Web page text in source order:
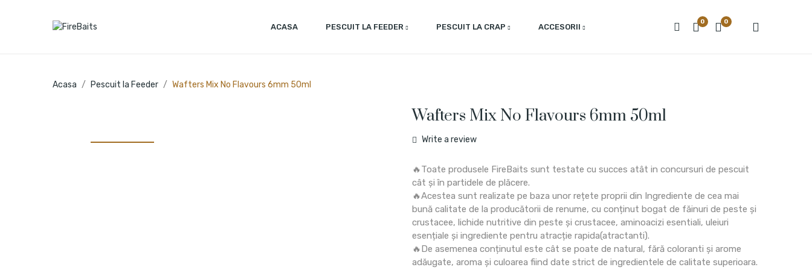
ACASA PESCUIT LA FEEDER PESCUIT LA CRAP ACCESORII
0 0
Acasa Pescuit la Feeder Wafters Mix No Flavours 6mm 50ml
Wafters Mix No Flavours 6mm 50ml
Write a review
🔥Toate produsele FireBaits sunt testate cu succes atât in concursuri de pescuit
cât și în partidele de plăcere.
🔥Acestea sunt realizate pe baza unor rețete proprii din Ingrediente de cea mai
bună calitate de la producătorii de renume, cu conținut bogat de făinuri de peste și
crustacee, lichide nutritive din peste și crustacee, aminoacizi esentiali, uleiuri
esențiale și ingrediente pentru atracție rapida(atractanti).
🔥De asemenea conținutul este cât se poate de natural, fără coloranti și arome
adăugate, aroma și culoarea fiind date strict de ingredientele de calitate superioara.